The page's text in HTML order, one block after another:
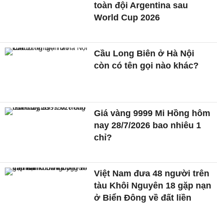
toàn đội Argentina sau
World Cup 2026
Cầu Long Biên ở Hà Nội
còn có tên gọi nào khác?
Giá vàng 9999 Mi Hồng hôm
nay 28/7/2026 bao nhiêu 1
chỉ?
Việt Nam đưa 48 người trên
tàu Khôi Nguyên 18 gặp nạn
ở Biển Đông về đất liền